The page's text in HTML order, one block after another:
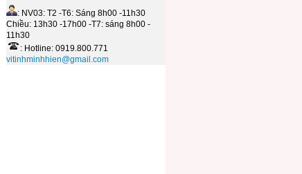
: NV03: T2 -T6: Sáng 8h00 -11h30
Chiều: 13h30 -17h00 -T7: sáng 8h00 -
11h30
: Hotline: 0919.800.771
vitinhminhhien@gmail.com